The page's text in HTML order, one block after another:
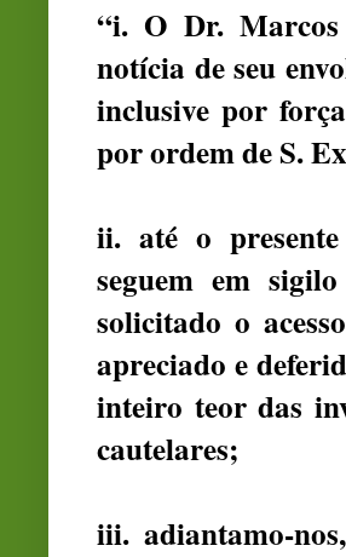
“i. O Dr.
notícia de seu
inclusive por
por ordem de S.
ii. até o
seguem em
solicitado o
apreciado e
inteiro teor das
cautelares;
iii. adiantamo-